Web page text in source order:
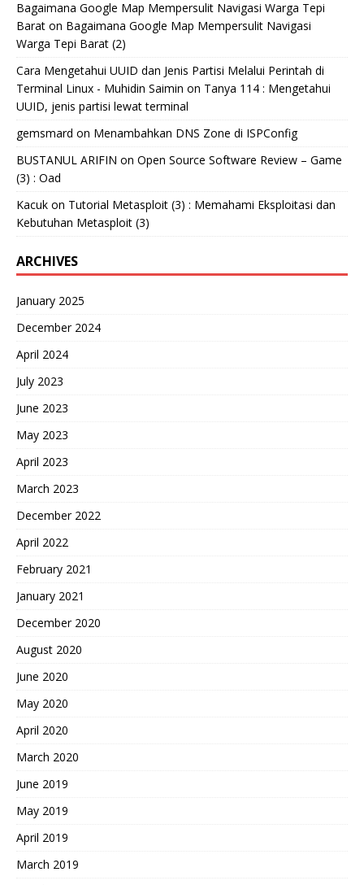
Bagaimana Google Map Mempersulit Navigasi Warga Tepi
Barat on Bagaimana Google Map Mempersulit Navigasi
Warga Tepi Barat (2)
Cara Mengetahui UUID dan Jenis Partisi Melalui Perintah di
Terminal Linux - Muhidin Saimin on Tanya 114 : Mengetahui
UUID, jenis partisi lewat terminal
gemsmard on Menambahkan DNS Zone di ISPConfig
BUSTANUL ARIFIN on Open Source Software Review – Game
(3) : Oad
Kacuk on Tutorial Metasploit (3) : Memahami Eksploitasi dan
Kebutuhan Metasploit (3)
ARCHIVES
January 2025
December 2024
April 2024
July 2023
June 2023
May 2023
April 2023
March 2023
December 2022
April 2022
February 2021
January 2021
December 2020
August 2020
June 2020
May 2020
April 2020
March 2020
June 2019
May 2019
April 2019
March 2019